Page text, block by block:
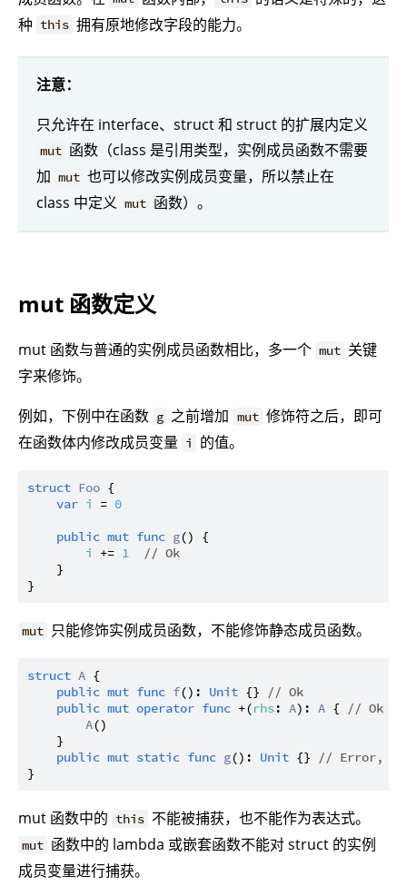
种 this 拥有原地修改字段的能力。
注意：
只允许在 interface、struct 和 struct 的扩展内定义
mut 函数（class 是引用类型，实例成员函数不需要
加 mut 也可以修改实例成员变量，所以禁止在
class 中定义 mut 函数）。
mut 函数定义
mut 函数与普通的实例成员函数相比，多一个 mut 关键
字来修饰。
例如，下例中在函数 g 之前增加 mut 修饰符之后，即可
在函数体内修改成员变量 i 的值。
struct Foo {
var i = 0
public mut func g() {
i
+= 1
// Ok
    }
mut 只能修饰实例成员函数，不能修饰静态成员函数。
struct A {
public mut func f(): Unit {}
// Ok
public mut operator func +(rhs: A): A {
// Ok
A()
    }
public mut static func g(): Unit {}
// Error,
mut 函数中的 this 不能被捕获，也不能作为表达式。
mut 函数中的 lambda 或嵌套函数不能对 struct 的实例
成员变量进行捕获。